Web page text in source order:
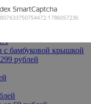
с бамбуковой крышкой
рублей